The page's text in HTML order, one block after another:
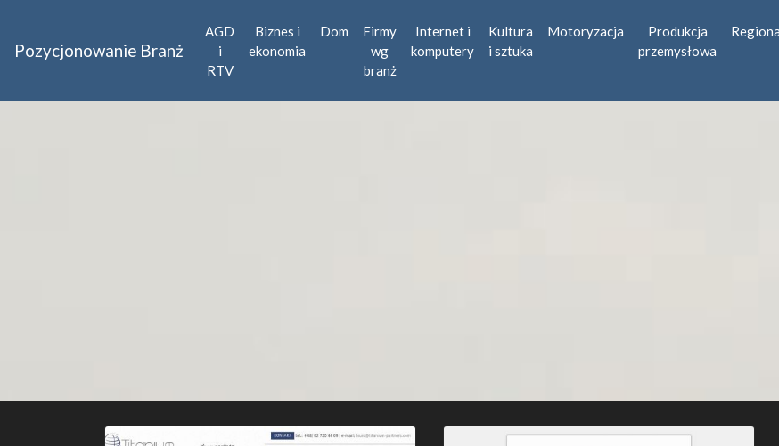
Pozycjonowanie Branż
AGD
i
RTV
Biznes i
ekonomia
Dom
Firmy
wg
branż
Internet i
komputery
Kultura
i sztuka
Motoryzacja
Produkcja
przemysłowa